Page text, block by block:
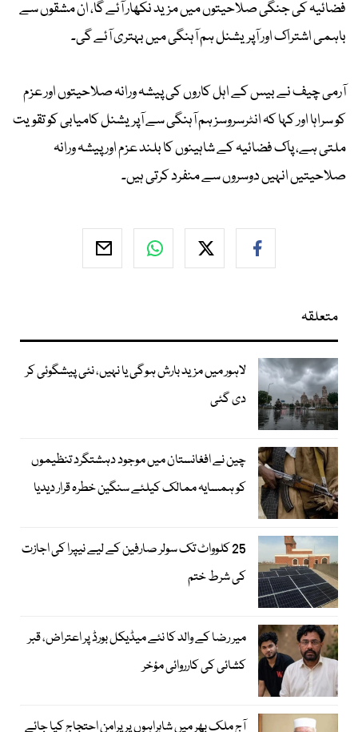
فضائیہ کی جنگی صلاحیتوں میں مزید نکھار آئے گا، ان مشقوں سے
باہمی اشتراک اور آپریشنل ہم آہنگی میں بہتری آئے گی۔
آرمی چیف نے بیس کے اہل کاروں کی پیشہ ورانہ صلاحیتوں اور عزم
کو سراہا اور کہا کہ انٹرسروسز ہم آہنگی سے آپریشنل کامیابی کو تقویت
ملتی ہے، پاک فضائیہ کے شاہینوں کا بلند عزم اور پیشہ ورانہ
صلاحیتیں انہیں دوسروں سے منفرد کرتی ہیں۔
متعلقہ
لاہور میں مزید بارش ہوگی یا نہیں، نئی پیشگوئی کر
دی گئی
چین نے افغانستان میں موجود دہشتگرد تنظیموں
کو ہمسایہ ممالک کیلئے سنگین خطرہ قرار دیدیا
25 کلوواٹ تک سولر صارفین کے لیے نیپرا کی اجازت
کی شرط ختم
میر رضا کے والد کا نئے میڈیکل بورڈ پر اعتراض، قبر
کشائی کی کارروائی مؤخر
آج ملک بھر میں شاہراہوں پر پرامن احتجاج کیا جائے